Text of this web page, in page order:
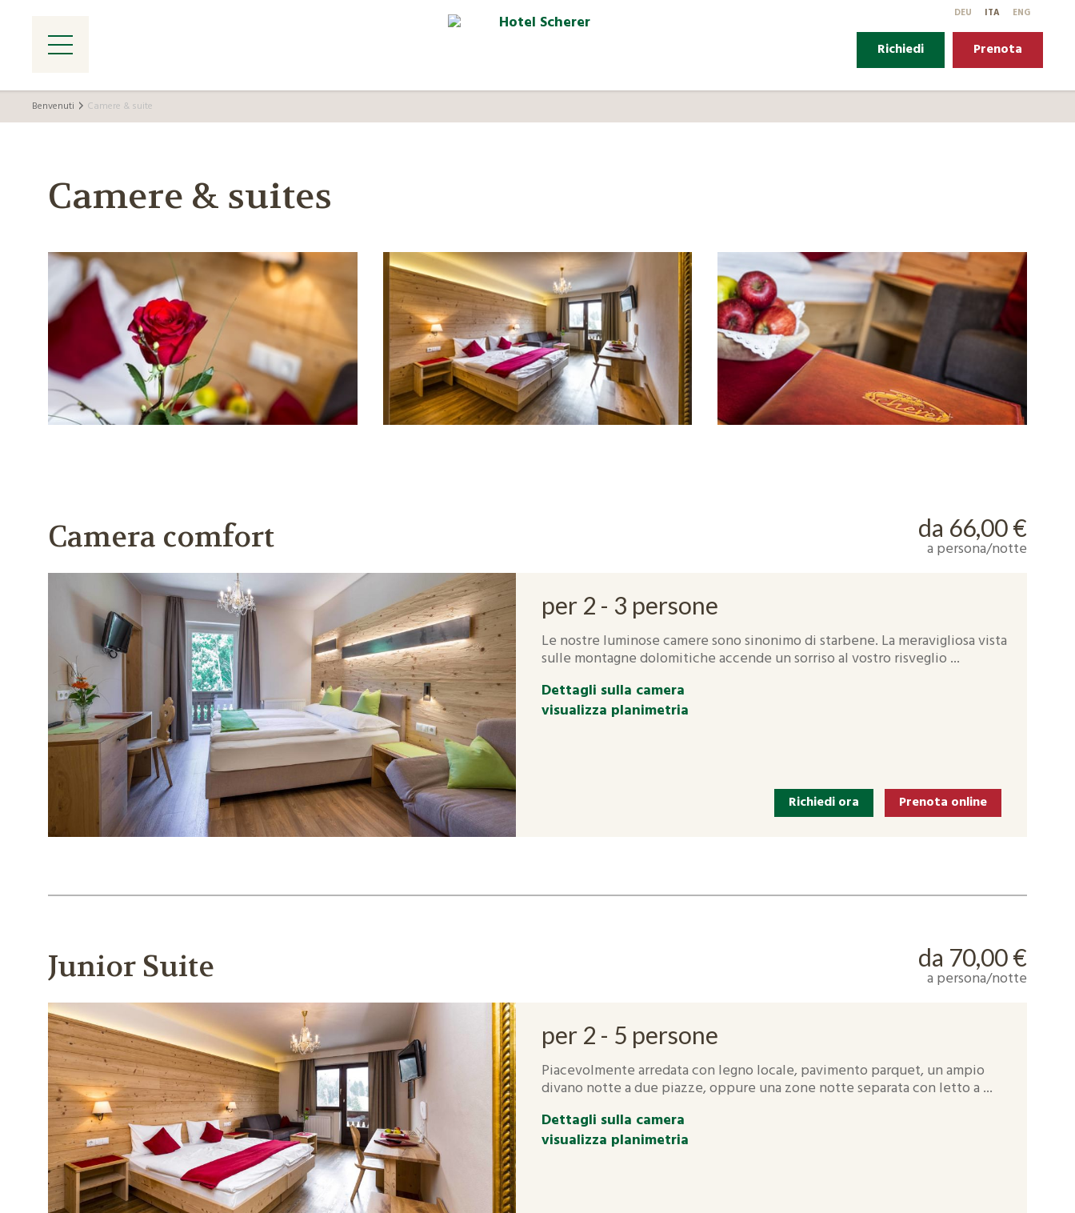
DEU ITA ENG
Richiedi Prenota
Benvenuti Camere & suite
Camere & suites
Camera comfort da 66,00 €
a persona/notte
per 2 - 3 persone
Le nostre luminose camere sono sinonimo di starbene. La meravigliosa vista
sulle montagne dolomitiche accende un sorriso al vostro risveglio ...
Dettagli sulla camera
visualizza planimetria
Prenota online
Richiedi ora
Junior Suite da 70,00 €
a persona/notte
per 2 - 5 persone
Piacevolmente arredata con legno locale, pavimento parquet, un ampio
divano notte a due piazze, oppure una zone notte separata con letto a ...
Dettagli sulla camera
visualizza planimetria